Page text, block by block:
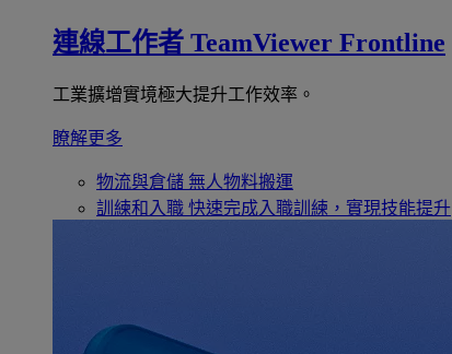
連線工作者 TeamViewer Frontline
工業擴增實境極大提升工作效率。
瞭解更多
物流與倉儲 無人物料搬運
訓練和入職 快速完成入職訓練，實現技能提升